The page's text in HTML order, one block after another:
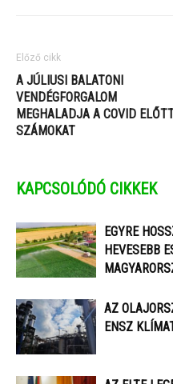
Előző cikk
​A JÚLIUSI BALATONI
VENDÉGFORGALOM
MEGHALADJA A COVID
SZÁMOKAT
KAPCSOLÓDÓ CIKKEK
EGYRE
HEVESEBB
AZ
ENSZ